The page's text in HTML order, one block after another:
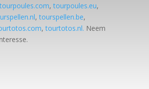
,tourpoules.eu,
,tourspellen.be,
,tourtotos.nl. Neem